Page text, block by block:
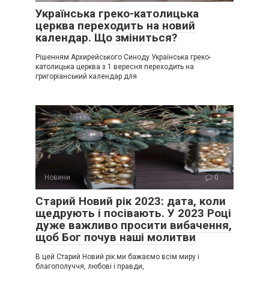
Українська греко-католицька
церква переходить на новий
календар. Що зміниться?
Рішенням Архирейського Синоду Українська греко-
католицька церква з 1 вересня переходить на
григоріанський календар для
Новини 0
Старий Новий рік 2023: дата, коли
щедрують і посівають. У 2023 Році
дуже важливо просити вибачення,
щоб Бог почув наші молитви
В цей Старий Новий рік ми бажаємо всім миру і
благополуччя, любові і правди,